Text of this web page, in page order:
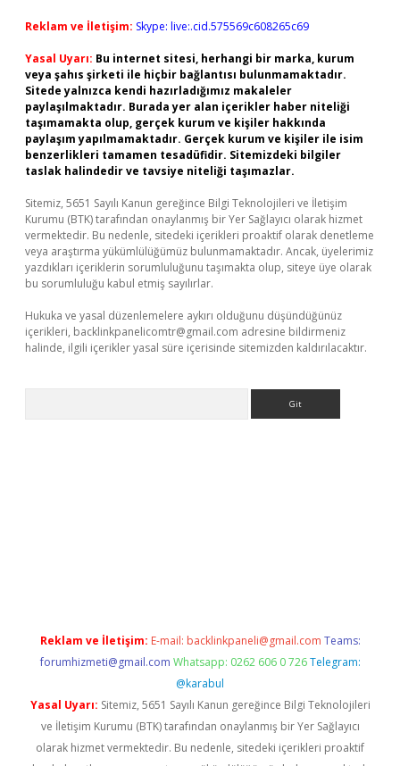
Reklam ve İletişim: Skype: live:.cid.575569c608265c69
Yasal Uyarı: Bu internet sitesi, herhangi bir marka, kurum
veya şahıs şirketi ile hiçbir bağlantısı bulunmamaktadır.
Sitede yalnızca kendi hazırladığımız makaleler
paylaşılmaktadır. Burada yer alan içerikler haber niteliği
taşımamakta olup, gerçek kurum ve kişiler hakkında
paylaşım yapılmamaktadır. Gerçek kurum ve kişiler ile isim
benzerlikleri tamamen tesadüfidir. Sitemizdeki bilgiler
taslak halindedir ve tavsiye niteliği taşımazlar.
Sitemiz, 5651 Sayılı Kanun gereğince Bilgi Teknolojileri ve İletişim
Kurumu (BTK) tarafından onaylanmış bir Yer Sağlayıcı olarak hizmet
vermektedir. Bu nedenle, sitedeki içerikleri proaktif olarak denetleme
veya araştırma yükümlülüğümüz bulunmamaktadır. Ancak, üyelerimiz
yazdıkları içeriklerin sorumluluğunu taşımakta olup, siteye üye olarak
bu sorumluluğu kabul etmiş sayılırlar.
Hukuka ve yasal düzenlemelere aykırı olduğunu düşündüğünüz
içerikleri, backlinkpanelicomtr@gmail.com adresine bildirmeniz
halinde, ilgili içerikler yasal süre içerisinde sitemizden kaldırılacaktır.
Reklam ve İletişim: E-mail: backlinkpaneli@gmail.com Teams:
forumhizmeti@gmail.com Whatsapp: 0262 606 0 726 Telegram:
@karabul
Yasal Uyarı: Sitemiz, 5651 Sayılı Kanun gereğince Bilgi Teknolojileri
ve İletişim Kurumu (BTK) tarafından onaylanmış bir Yer Sağlayıcı
olarak hizmet vermektedir. Bu nedenle, sitedeki içerikleri proaktif